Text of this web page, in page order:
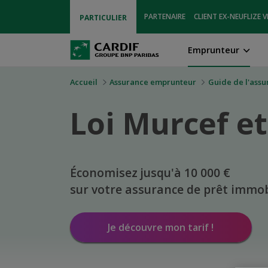
PARTICULIER PARTENAIRE CLIENT EX-NEUFLIZE
Emprunteur
Accueil Assurance emprunteur Guide de
Loi Murcef
Économisez jusqu'à 10 000 €
sur votre assurance de prêt
Je découvre mon tarif !